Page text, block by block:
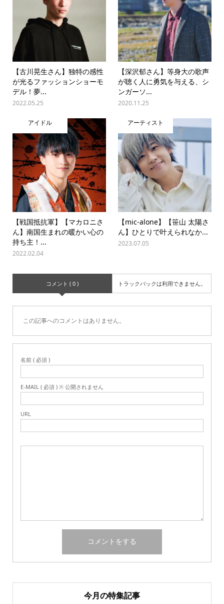
【古川晃生さん】独特の感性
が光るファッションショーモ
デル！夢...
2022.05.25
【深沢郁さん】等身大の歌声
が聴く人に勇気を与える、シ
ンガーソ...
2020.11.25
アイドル
【戦国抵抗軍】【マカロニさ
ん】南国生まれの暖かい心の
持ち主！...
2022.02.04
アーティスト
【mic-alone】【笹山 太陽さ
ん】ひとりで叶えられなか...
2023.07.05
コメント ( 0 ) トラックバックは利用できません。
この記事へのコメントはありません。
名前 ( 必須 )
E-MAIL ( 必須 ) ※ 公開されません
URL
今月の特集記事